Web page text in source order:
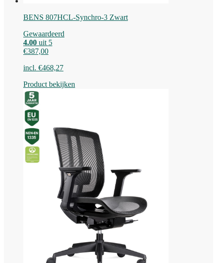
BENS 807HCL-Synchro-3 Zwart
Gewaardeerd
4.00 uit 5
€387,00
incl. €468,27
Product bekijken